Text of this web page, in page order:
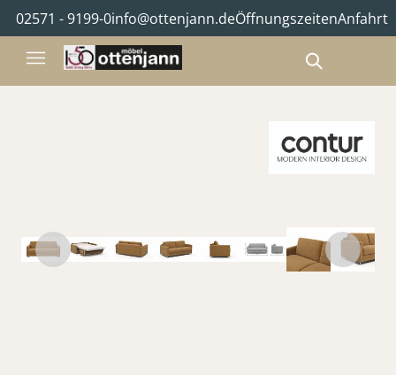
02571 - 9199-0info@ottenjann.deÖffnungszeitenAnfahrt